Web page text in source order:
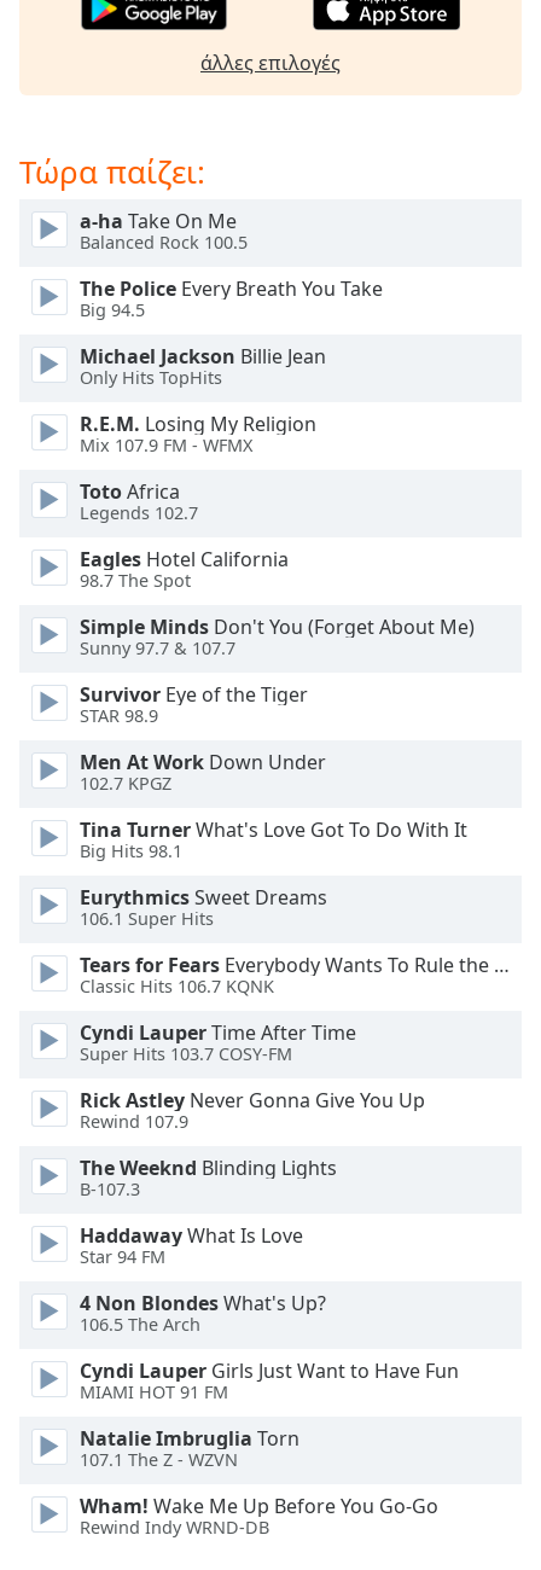
cancel
and
close
Text
Color
Opacity
Text
Background
Color
Opacity
Caption
Area
Color
Opacity
Font
Size
Text
Edge
Style
Font
Reset
Done
Modal
Dialog
dialog
άλλες επιλογές
Τώρα παίζει:
a-ha Take On Me
Balanced Rock 100.5
The Police Every Breath You Take
Big 94.5
Michael Jackson Billie Jean
Only Hits TopHits
R.E.M. Losing My Religion
Mix 107.9 FM - WFMX
TotoAfrica
Legends 102.7
Eagles Hotel California
98.7 The Spot
Simple Minds Don't You (Forget About Me)
Sunny 97.7 & 107.7
Survivor Eye of the Tiger
STAR 98.9
Men At Work Down Under
102.7 KPGZ
Tina TurnerWhat's Love Got To Do With It
Big Hits 98.1
EurythmicsSweet Dreams
106.1 Super Hits
Tears for Fears Everybody Wants To Rule the World
Classic Hits 106.7 KQNK
Cyndi LauperTime After Time
Super Hits 103.7 COSY-FM
Rick Astley Never Gonna Give You Up
Rewind 107.9
The Weeknd Blinding Lights
B-107.3
HaddawayWhat Is Love
Star 94 FM
4 Non BlondesWhat's Up?
106.5 The Arch
Cyndi Lauper Girls Just Want to Have Fun
MIAMI HOT 91 FM
Natalie Imbruglia Torn
107.1 The Z - WZVN
Wham! Wake Me Up Before You Go-Go
Rewind Indy WRND-DB